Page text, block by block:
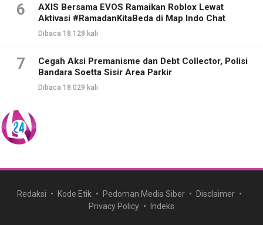
6
AXIS Bersama EVOS Ramaikan Roblox Lewat
Aktivasi #RamadanKitaBeda di Map Indo Chat
Dibaca 18.128 kali
7
Cegah Aksi Premanisme dan Debt Collector, Polisi
Bandara Soetta Sisir Area Parkir
Dibaca 18.029 kali
Redaksi Kode Etik Pedoman Media Siber
Disclaimer
Privacy Policy
Indeks